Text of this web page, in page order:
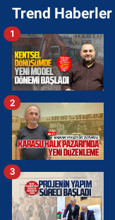
Trend Haberler
1
2
3